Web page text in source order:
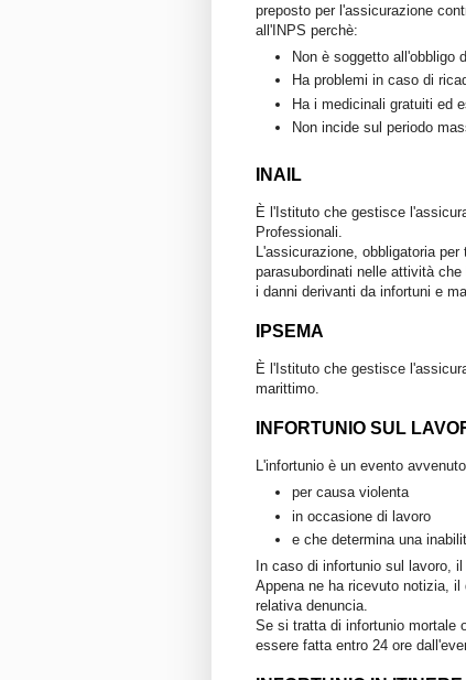
preposto per l'assicurazione
all'INPS perchè:
Non è soggetto all'obbligo
Ha problemi in caso di
Ha i medicinali gratuiti ed
Non incide sul periodo
INAIL
È l'Istituto che gestisce
Professionali.
L'assicurazione, obbligatoria
parasubordinati nelle attività
i danni derivanti da infortuni e
IPSEMA
È l'Istituto che gestisce
marittimo.
INFORTUNIO SUL
L'infortunio è un evento
per causa violenta
in occasione di lavoro
e che determina una
In caso di infortunio sul lavoro,
Appena ne ha ricevuto notizia,
relativa denuncia.
Se si tratta di infortunio mortale
essere fatta entro 24 ore